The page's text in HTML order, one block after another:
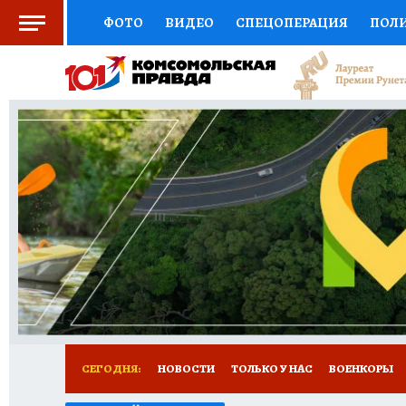
ФОТО ВИДЕО СПЕЦОПЕРАЦИЯ
СОЦПОДДЕРЖКА НАУКА СПОРТ
ВЫБОР ЭКСПЕРТОВ ДОКТОР
КНИЖНАЯ ПОЛКА ПРОГНОЗЫ НА СПОРТ
ПРЕСС-ЦЕНТР НЕДВИЖИМОСТЬ
РАДИО КП РЕКЛАМА ТЕСТЫ НОВОЕ
СЕГОДНЯ: НОВОСТИ ТОЛЬКО У НАС ВОЕНКОРЫ